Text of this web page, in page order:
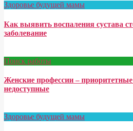
Здоровье будущей мамы
Как выявить воспаления сустава
заболевание
Поиск работы
Женские профессии –
недоступные
Здоровье будущей мамы